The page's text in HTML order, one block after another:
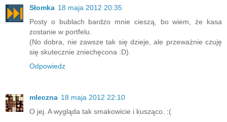
Słomka 18 maja 2012 20:35
Posty o bublach bardzo mnie cieszą, bo wiem, że kasa
zostanie w portfelu.
(No dobra, nie zawsze tak się dzieje, ale przeważnie czuję
się skutecznie zniechęcona :D).
Odpowiedz
mleczna 18 maja 2012 22:10
O jej. A wygląda tak smakowicie i kusząco. :(